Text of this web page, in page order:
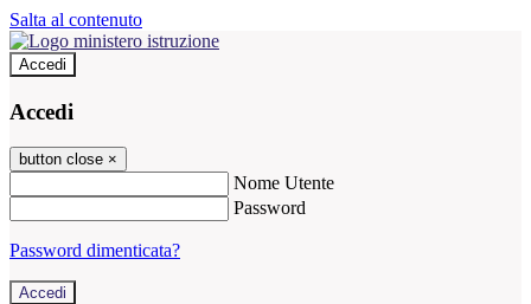
Salta al contenuto
Accedi
Accedi
button close ×
Nome Utente
Password
Password dimenticata?